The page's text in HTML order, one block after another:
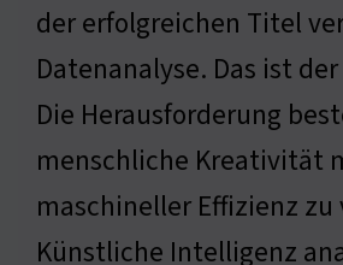
der erfolgreichen Titel
Datenanalyse. Das ist
Die Herausforderung
menschliche Kreativität
maschineller Effizienz
Künstliche Intelligenz